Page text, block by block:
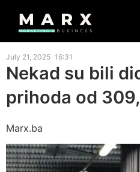
July 21, 2025 16:31
Nekad su bili
prihoda od
Marx.ba